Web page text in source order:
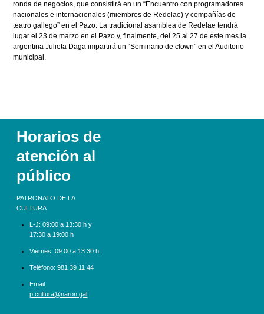
ronda de negocios, que consistirá en un “Encuentro con programadores
nacionales e internacionales (miembros de Redelae) y compañías de
teatro gallego” en el Pazo. La tradicional asamblea de Redelae tendrá
lugar el 23 de marzo en el Pazo y, finalmente, del 25 al 27 de este mes la
argentina Julieta Daga impartirá un “Seminario de clown” en el Auditorio
municipal.
Horarios de
atención al
público
PATRONATO DE LA
CULTURA
L-J: 09:00 a 13:30 h y
17:30 a 19:00 h
Viernes: 09:00 a 13:30 h.
Teléfono: 981 39 11 44
Email:
p.cultura@naron.gal